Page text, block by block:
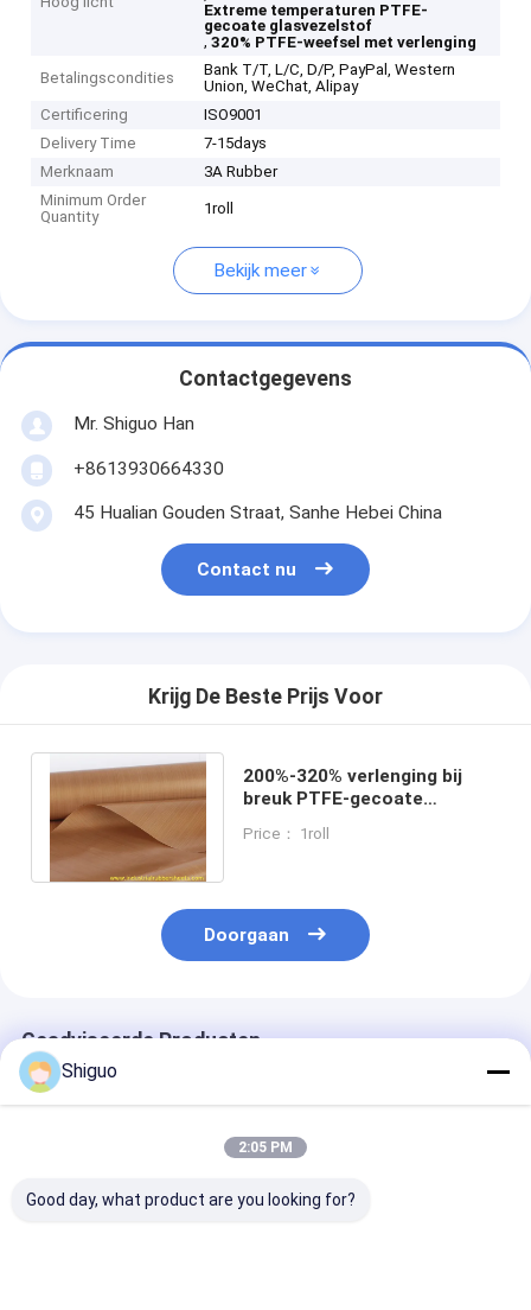
Extreme temperaturen PTFE-
gecoate glasvezelstof
,320% PTFE-weefsel met verlenging
Betalingscondities
Bank T/T, L/C, D/P, PayPal, Western
Union, WeChat, Alipay
Certificering
ISO9001
Delivery Time
7-15days
Merknaam
3A Rubber
Minimum Order
Quantity
1roll
Bekijk meer
Contactgegevens
Mr. Shiguo Han
+8613930664330
45 Hualian Gouden Straat, Sanhe Hebei China
Contact nu
Krijg De Beste Prijs Voor
200%-320% verlenging bij
breuk PTFE-gecoate
temperaturen
Price： 1roll
Doorgaan
Geadviseerde Producten
Shiguo
2:05 PM
Good day, what product are you looking for?